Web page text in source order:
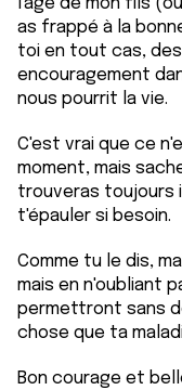
l'âge de mon fils
as frappé à la
toi en tout cas,
encouragement
nous pourrit la vie.
C'est vrai que ce
moment, mais
trouveras toujours
t'épauler si besoin.
Comme tu le dis,
mais en n'oubliant
permettront sans
chose que ta
Bon courage et